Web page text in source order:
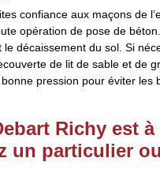
confiance aux maçons de
opération de pose de
décaissement du sol. Si
de lit de sable et de
pression pour éviter les
Richy est
un particulier